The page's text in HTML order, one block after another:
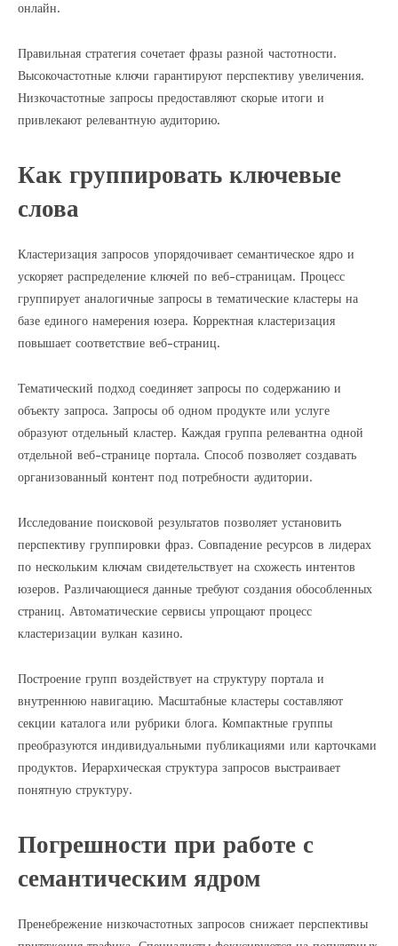
онлайн.
Правильная стратегия сочетает фразы разной частотности.
Высокочастотные ключи гарантируют перспективу увеличения.
Низкочастотные запросы предоставляют скорые итоги и
привлекают релевантную аудиторию.
Как группировать ключевые
слова
Кластеризация запросов упорядочивает семантическое ядро и
ускоряет распределение ключей по веб-страницам. Процесс
группирует аналогичные запросы в тематические кластеры на
базе единого намерения юзера. Корректная кластеризация
повышает соответствие веб-страниц.
Тематический подход соединяет запросы по содержанию и
объекту запроса. Запросы об одном продукте или услуге
образуют отдельный кластер. Каждая группа релевантна одной
отдельной веб-странице портала. Способ позволяет создавать
организованный контент под потребности аудитории.
Исследование поисковой результатов позволяет установить
перспективу группировки фраз. Совпадение ресурсов в лидерах
по нескольким ключам свидетельствует на схожесть интентов
юзеров. Различающиеся данные требуют создания обособленных
страниц. Автоматические сервисы упрощают процесс
кластеризации вулкан казино.
Построение групп воздействует на структуру портала и
внутреннюю навигацию. Масштабные кластеры составляют
секции каталога или рубрики блога. Компактные группы
преобразуются индивидуальными публикациями или карточками
продуктов. Иерархическая структура запросов выстраивает
понятную структуру.
Погрешности при работе с
семантическим ядром
Пренебрежение низкочастотных запросов снижает перспективы